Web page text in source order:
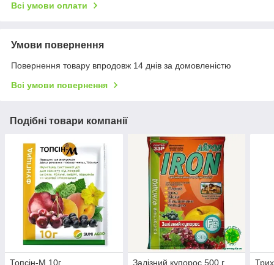
Всі умови оплати
Умови повернення
Повернення товару впродовж 14 днів за домовленістю
Всі умови повернення
Подібні товари компанії
Топсін-М 10г Залізний купорос 500 г